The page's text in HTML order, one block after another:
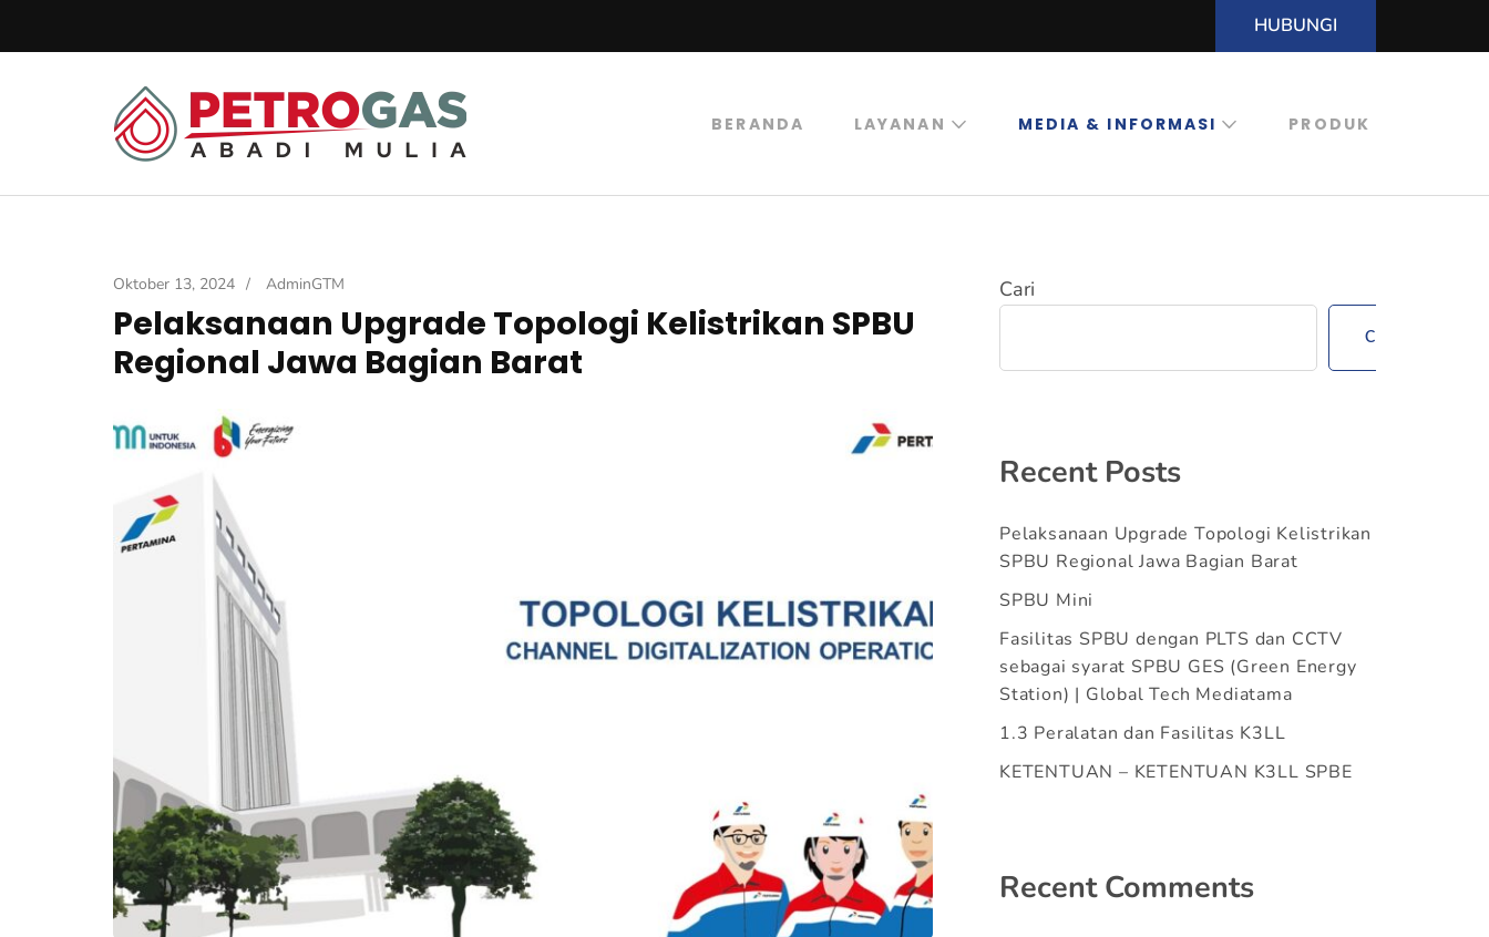
ke
HUBUNGI
BERANDA LAYANAN MEDIA & INFORMASI PRODUK
Oktober 13, 2024 / AdminGTM
Pelaksanaan Upgrade Topologi Kelistrikan SPBU
Regional Jawa Bagian Barat
Cari
Cari
Recent Posts
Pelaksanaan Upgrade Topologi Kelistrikan
SPBU Regional Jawa Bagian Barat
SPBU Mini
Fasilitas SPBU dengan PLTS dan CCTV
sebagai syarat SPBU GES (Green Energy
Station) | Global Tech Mediatama
1.3 Peralatan dan Fasilitas K3LL
KETENTUAN – KETENTUAN K3LL SPBE
Recent Comments